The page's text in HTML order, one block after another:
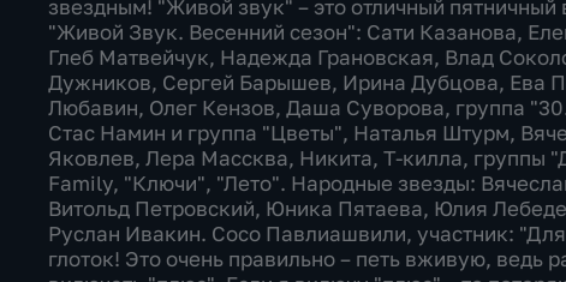
звездным! "Живой звук" – это отличный
"Живой Звук. Весенний сезон": Сати Казанова,
Глеб Матвейчук, Надежда Грановская, Влад
Дужников, Сергей Барышев, Ирина Дубцова, Ева
Любавин, Олег Кензов, Даша Суворова, группа
Стас Намин и группа "Цветы", Наталья Штурм,
Яковлев, Лера Массква, Никита, Т-килла, группы
Family, "Ключи", "Лето". Народные звезды:
Витольд Петровский, Юника Пятаева, Юлия
Руслан Ивакин. Сосо Павлиашвили, участник:
глоток! Это очень правильно – петь вживую,